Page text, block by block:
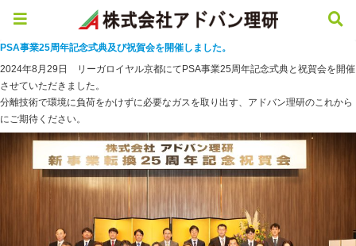
PSA事業25周年記念式典及び祝賀会を開催しました。
2024年8月29日 リーガロイヤル京都にてPSA事業25周年記念式典と祝賀会を開催
させていただきました。
分離技術で環境に負荷をかけずに必要なガスを取り出す、アドバン理研のこれから
にご期待ください。